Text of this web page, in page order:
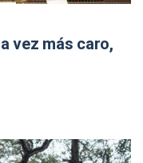
vez más caro,